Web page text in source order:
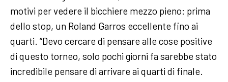
motivi per vedere il bicchiere mezzo pieno: prima
dello stop, un Roland Garros eccellente fino ai
quarti. “Devo cercare di pensare alle cose positive
di questo torneo, solo pochi giorni fa sarebbe stato
incredibile pensare di arrivare ai quarti di finale.